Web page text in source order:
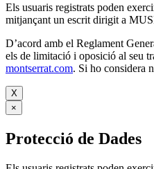
Els usuaris registrats poden
mitjançant un escrit dirigit a
D’acord amb el Reglament
els de limitació i oposició al
montserrat.com. Si ho considera
X
×
Protecció de Dades